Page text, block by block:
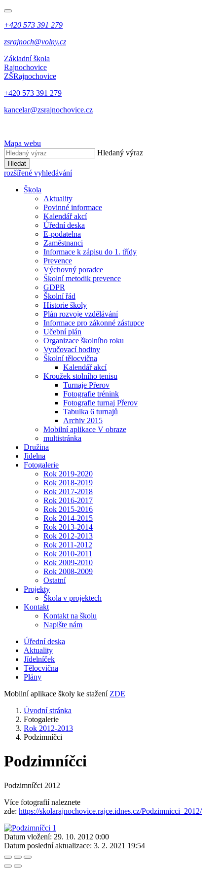
+420 573 391 279
zsrajnoch@volny.cz
Základní škola
Rajnochovice
ZŠRajnochovice
+420 573 391 279
kancelar@zsrajnochovice.cz
Mapa webu
Hledaný výraz
Hledat
rozšířené vyhledávání
Škola
Aktuality
Povinné informace
Kalendář akcí
Úřední deska
E-podatelna
Zaměstnanci
Informace k zápisu do 1. třídy
Prevence
Výchovný poradce
Školní metodik prevence
GDPR
Školní řád
Historie školy
Plán rozvoje vzdělávání
Informace pro zákonné zástupce
Učební plán
Organizace školního roku
Vyučovací hodiny
Školní tělocvična
Kalendář akcí
Kroužek stolního tenisu
Turnaje Přerov
Fotografie trénink
Fotografie turnaj Přerov
Tabulka 6 turnajů
Archiv 2015
Mobilní aplikace V obraze
multistránka
Družina
Jídelna
Fotogalerie
Rok 2019-2020
Rok 2018-2019
Rok 2017-2018
Rok 2016-2017
Rok 2015-2016
Rok 2014-2015
Rok 2013-2014
Rok 2012-2013
Rok 2011-2012
Rok 2010-2011
Rok 2009-2010
Rok 2008-2009
Ostatní
Projekty
Škola v projektech
Kontakt
Kontakt na školu
Napište nám
Úřední deska
Aktuality
Jídelníček
Tělocvična
Plány
Mobilní aplikace školy ke stažení ZDE
Úvodní stránka
Fotogalerie
Rok 2012-2013
Podzimníčci
Podzimníčci
Podzimníčci 2012
Více fotografií naleznete
zde: https://skolarajnochovice.rajce.idnes.cz/Podzimnicci_2012/
Datum vložení: 29. 10. 2012 0:00
Datum poslední aktualizace: 3. 2. 2021 19:54